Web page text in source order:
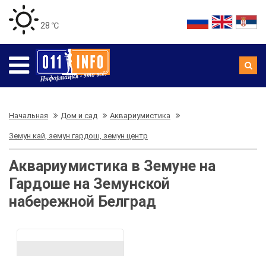
28 ℃
Начальная Дом и сад Аквариумистика
Земун кай, земун гардош, земун центр
Аквариумистика в Земуне на
Гардоше на Земунской
набережной Белград